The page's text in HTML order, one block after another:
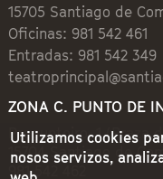
15705 Santiago de
Oficinas: 981 542 461
Entradas: 981 542 349
ZONA C. PUNTO DE
Preguntoiro, 1 (Praza
15704 Santiago de
981 542 462
Utilizamos cookies
nosos servizos,